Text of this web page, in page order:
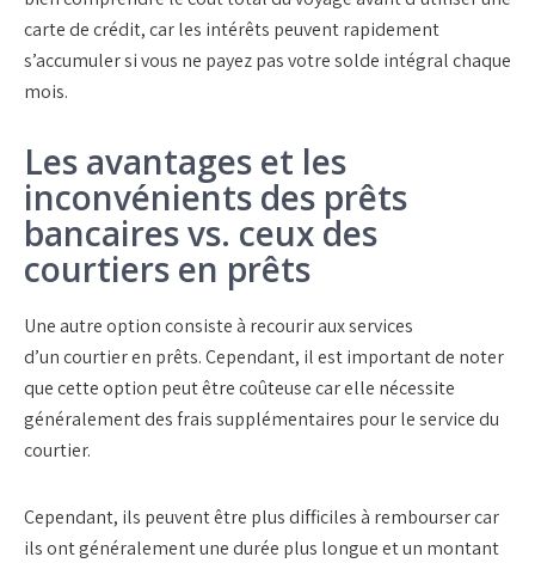
carte de crédit, car les intérêts peuvent rapidement
s’accumuler si vous ne payez pas votre solde intégral chaque
mois.
Les avantages et les
inconvénients des prêts
bancaires vs. ceux des
courtiers en prêts
Une autre option consiste à recourir aux services
d’uncourtieren prêts. Cependant, il est important de noter
que cette option peut être coûteuse car elle nécessite
généralement des frais supplémentaires pour le service du
courtier.
Cependant, ils peuvent être plus difficiles à rembourser car
ils ont généralement une durée plus longue et un montant